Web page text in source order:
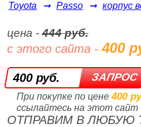
Toyota ➞ Passo ➞ корпус
цена -444 руб.
с этого сайта -400
400 руб.
При покупке по цене400
ссылайтесь на этот сайт
ОТПРАВИМ В ЛЮБУЮ